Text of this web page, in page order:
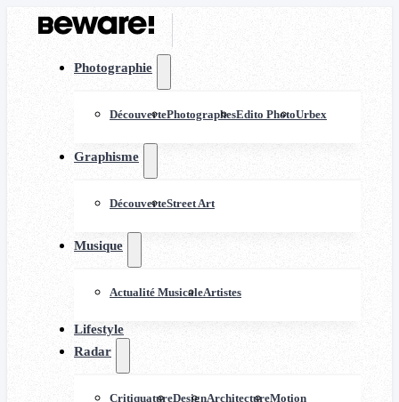
Photographie
DécouvertePhotographesEdito PhotoUrbex
Graphisme
DécouverteStreet Art
Musique
Actualité MusicaleArtistes
Lifestyle
Radar
CritiquatureDesignArchitectureMotion